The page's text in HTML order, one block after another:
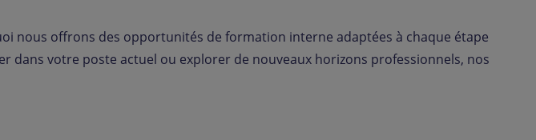
nous offrons des opportunités de formation interne adaptées à chaque étape
dans votre poste actuel ou explorer de nouveaux horizons professionnels, nos